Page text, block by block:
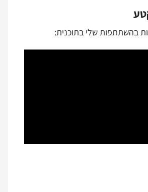
בהשתתפות שלי בתוכנית: